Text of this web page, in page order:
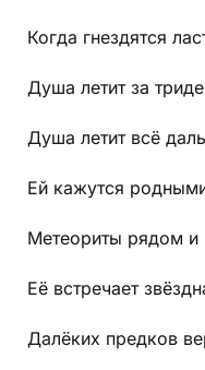
Когда гнездятся
Душа летит за
Душа летит всё
Ей кажутся
Метеориты рядом и
Её встречает
Далёких предков